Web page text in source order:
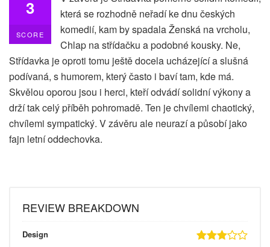
3
SCORE
která se rozhodně neřadí ke dnu českých
komedií, kam by spadala Ženská na vrcholu,
Chlap na střídačku a podobné kousky. Ne,
Střídavka je oproti tomu ještě docela ucházející a slušná
podívaná, s humorem, který často i baví tam, kde má.
Skvělou oporou jsou i herci, kteří odvádí solidní výkony a
drží tak celý příběh pohromadě. Ten je chvílemi chaotický,
chvílemi sympatický. V závěru ale neurazí a působí jako
fajn letní oddechovka.
REVIEW BREAKDOWN
Design